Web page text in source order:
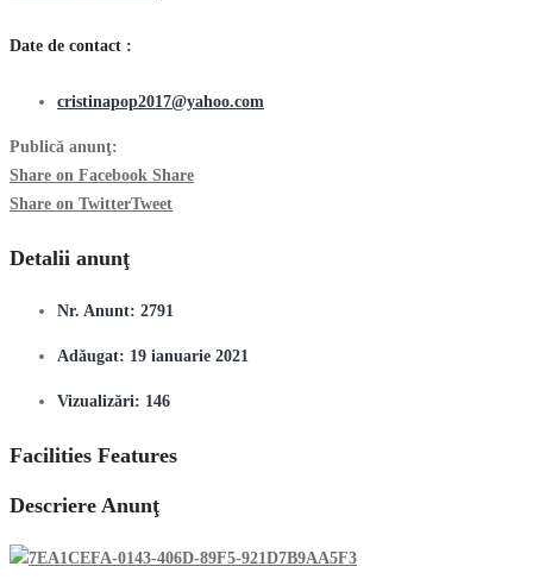
Date de contact :
cristinapop2017@yahoo.com
Publică anunţ:
Share on Facebook Share
Share on TwitterTweet
Detalii anunţ
Nr. Anunt: 2791
Adăugat: 19 ianuarie 2021
Vizualizări: 146
Facilities Features
Descriere Anunţ